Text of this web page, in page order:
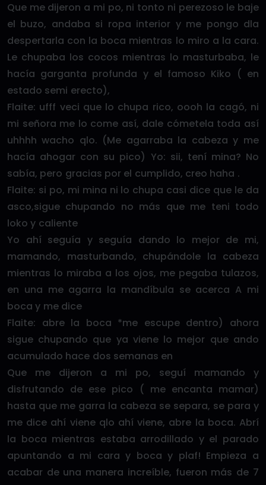
Que me dijeron a mi po, ni tonto ni perezoso le baje
el buzo, andaba si ropa interior y me pongo dla
despertarla con la boca mientras lo miro a la cara.
Le chupaba los cocos mientras lo masturbaba, le
hacía garganta profunda y el famoso Kiko ( en
estado semi erecto),
Flaite: ufff veci que lo chupa rico, oooh la cagó, ni
mi señora me lo come así, dale cómetela toda así
uhhhh wacho qlo. (Me agarraba la cabeza y me
hacía ahogar con su pico) Yo: sii, tení mina? No
sabía, pero gracias por el cumplido, creo haha .
Flaite: si po, mi mina ni lo chupa casi dice que le da
asco,sigue chupando no más que me teni todo
loko y caliente
Yo ahí seguía y seguía dando lo mejor de mi,
mamando, masturbando, chupándole la cabeza
mientras lo miraba a los ojos, me pegaba tulazos,
en una me agarra la mandíbula se acerca A mi
boca y me dice
Flaite: abre la boca *me escupe dentro) ahora
sigue chupando que ya viene lo mejor que ando
acumulado hace dos semanas en
Que me dijeron a mi po, seguí mamando y
disfrutando de ese pico ( me encanta mamar)
hasta que me garra la cabeza se separa, se para y
me dice ahí viene qlo ahí viene, abre la boca. Abrí
la boca mientras estaba arrodillado y el parado
apuntando a mi cara y boca y plaf! Empieza a
acabar de una manera increíble, fueron más de 7